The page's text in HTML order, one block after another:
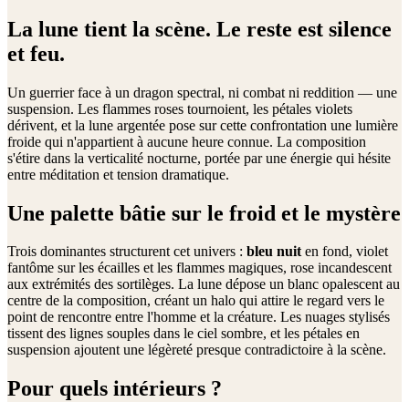
La lune tient la scène. Le reste est silence
et feu.
Un guerrier face à un dragon spectral, ni combat ni reddition — une
suspension. Les flammes roses tournoient, les pétales violets
dérivent, et la lune argentée pose sur cette confrontation une lumière
froide qui n'appartient à aucune heure connue. La composition
s'étire dans la verticalité nocturne, portée par une énergie qui hésite
entre méditation et tension dramatique.
Une palette bâtie sur le froid et le mystère
Trois dominantes structurent cet univers : bleu nuiten fond, violet
fantôme sur les écailles et les flammes magiques, rose incandescent
aux extrémités des sortilèges. La lune dépose un blanc opalescent au
centre de la composition, créant un halo qui attire le regard vers le
point de rencontre entre l'homme et la créature. Les nuages stylisés
tissent des lignes souples dans le ciel sombre, et les pétales en
suspension ajoutent une légèreté presque contradictoire à la scène.
Pour quels intérieurs ?